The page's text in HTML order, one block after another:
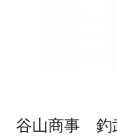
谷山商事 釣